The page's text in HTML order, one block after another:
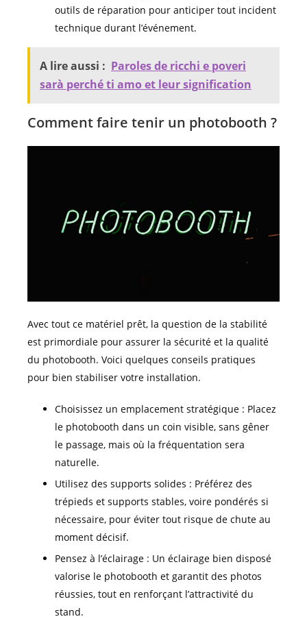
outils de réparation pour anticiper tout incident
technique durant l’événement.
A lire aussi : Paroles de ricchi e poveri
sarà perché ti amo et leur signification
Comment faire tenir un photobooth ?
Avec tout ce matériel prêt, la question de la stabilité
est primordiale pour assurer la sécurité et la qualité
du photobooth. Voici quelques conseils pratiques
pour bien stabiliser votre installation.
Choisissez un emplacement stratégique : Placez
le photobooth dans un coin visible, sans gêner
le passage, mais où la fréquentation sera
naturelle.
Utilisez des supports solides : Préférez des
trépieds et supports stables, voire pondérés si
nécessaire, pour éviter tout risque de chute au
moment décisif.
Pensez à l’éclairage : Un éclairage bien disposé
valorise le photobooth et garantit des photos
réussies, tout en renforçant l’attractivité du
stand.